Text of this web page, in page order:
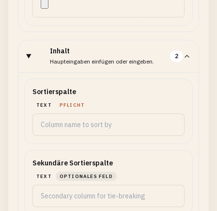
Inhalt
Haupteingaben einfügen oder eingeben.
2
Sortierspalte
TEXT PFLICHT
Sekundäre Sortierspalte
TEXT OPTIONALES FELD